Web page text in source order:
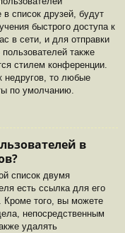
список друзей, будут
быстрого доступа к
в сети, и для отправки
также
стилем конференции.
недругов, то любые
по умолчанию.
в
список двумя
есть ссылка для его
Кроме того, вы можете
непосредственным
удалять